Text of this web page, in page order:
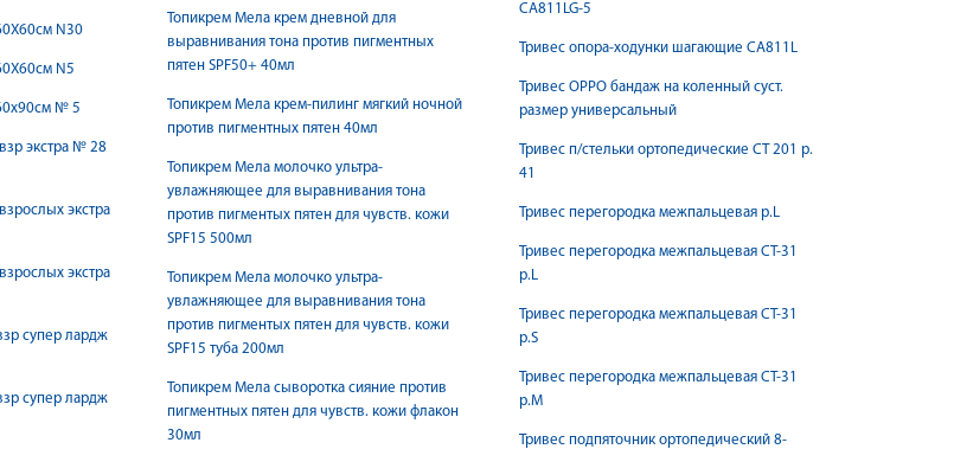
N30
N5
№ 5
экстра № 28
экстра
экстра
супер лардж
супер лардж
Топикрем Мела крем дневной для
выравнивания тона против пигментных
пятен SPF50+ 40мл
Топикрем Мела крем-пилинг мягкий ночной
против пигментных пятен 40мл
Топикрем Мела молочко ультра-
увлажняющее для выравнивания тона
против пигментых пятен для чувств. кожи
SPF15 500мл
Топикрем Мела молочко ультра-
увлажняющее для выравнивания тона
против пигментых пятен для чувств. кожи
SPF15 туба 200мл
Топикрем Мела сыворотка сияние против
пигментных пятен для чувств. кожи флакон
30мл
CA811LG-5
Тривес опора-ходунки шагающие СА811L
Тривес ОРРО бандаж на коленный суст.
размер универсальный
Тривес п/стельки ортопедические СТ 201 р.
41
Тривес перегородка межпальцевая р.L
Тривес перегородка межпальцевая СТ-31
р.L
Тривес перегородка межпальцевая СТ-31
р.S
Тривес перегородка межпальцевая СТ-31
р.М
Тривес подпяточник ортопедический 8-